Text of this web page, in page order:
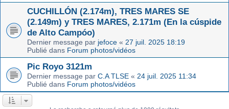
CUCHILLÓN (2.174m), TRES MARES SE
(2.149m) y TRES MARES, 2.171m (En la cúspide
de Alto Campóo)
Dernier message par jefoce « 27 juil. 2025 18:19
Publié dans Forum photos/vidéos
Pic Royo 3121m
Dernier message par C.A TLSE « 24 juil. 2025 11:34
Publié dans Forum photos/vidéos